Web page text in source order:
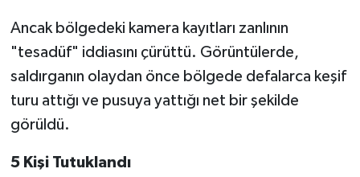
Ancak bölgedeki kamera kayıtları zanlının
"tesadüf" iddiasını çürüttü. Görüntülerde,
saldırganın olaydan önce bölgede defalarca keşif
turu attığı ve pusuya yattığı net bir şekilde
görüldü.
5 Kişi Tutuklandı